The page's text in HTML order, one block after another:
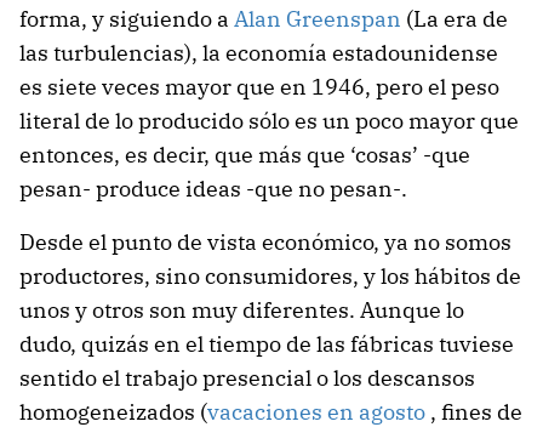
forma, y siguiendo a Alan Greenspan (La era de
las turbulencias), la economía estadounidense
es siete veces mayor que en 1946, pero el peso
literal de lo producido sólo es un poco mayor que
entonces, es decir, que más que ‘cosas’ -que
pesan- produce ideas -que no pesan-.
Desde el punto de vista económico, ya no somos
productores, sino consumidores, y los hábitos de
unos y otros son muy diferentes. Aunque lo
dudo, quizás en el tiempo de las fábricas tuviese
sentido el trabajo presencial o los descansos
homogeneizados (vacaciones en agosto , fines de